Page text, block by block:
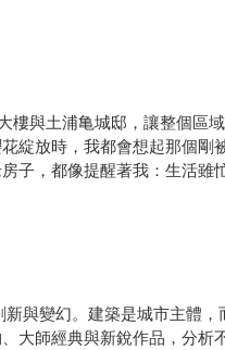
樓與土浦亀城邸，讓整個區
綻放時，我都會想起那個
子，都像提醒著我：生活
與變幻。建築是城市主體
大師經典與新銳作品，分